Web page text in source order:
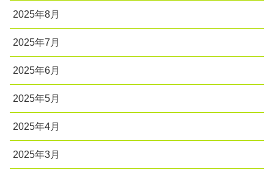
2025年8月
2025年7月
2025年6月
2025年5月
2025年4月
2025年3月